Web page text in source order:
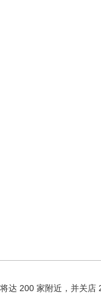
达 200 家附近，并关